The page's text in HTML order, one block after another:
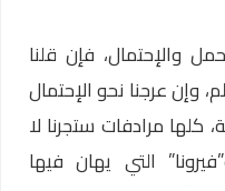
والإحتمال، فإن قلنا
وإن عرجنا نحو الإحتمال
كلها مرادفات ستجرنا لا
التي يهان فيها